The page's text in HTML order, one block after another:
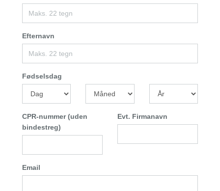
Efternavn
Fødselsdag
CPR-nummer (uden
bindestreg)
Evt. Firmanavn
Email